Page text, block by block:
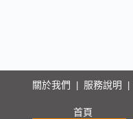
關於我們 服務說明
首頁